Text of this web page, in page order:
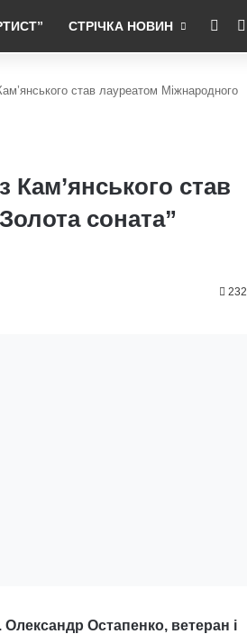
СТРІЧКА НОВИН RSS
став лауреатом Міжнародного
Кам’янського став
соната”
232
Остапенко, ветеран і